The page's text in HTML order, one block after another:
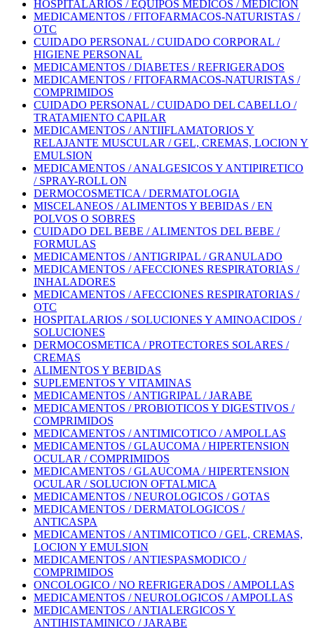
HOSPITALARIOS / EQUIPOS MEDICOS / MEDICION
MEDICAMENTOS / FITOFARMACOS-NATURISTAS /
OTC
CUIDADO PERSONAL / CUIDADO CORPORAL /
HIGIENE PERSONAL
MEDICAMENTOS / DIABETES / REFRIGERADOS
MEDICAMENTOS / FITOFARMACOS-NATURISTAS /
COMPRIMIDOS
CUIDADO PERSONAL / CUIDADO DEL CABELLO /
TRATAMIENTO CAPILAR
MEDICAMENTOS / ANTIIFLAMATORIOS Y
RELAJANTE MUSCULAR / GEL, CREMAS, LOCION Y
EMULSION
MEDICAMENTOS / ANALGESICOS Y ANTIPIRETICO
/ SPRAY-ROLL ON
DERMOCOSMETICA / DERMATOLOGIA
MISCELANEOS / ALIMENTOS Y BEBIDAS / EN
POLVOS O SOBRES
CUIDADO DEL BEBE / ALIMENTOS DEL BEBE /
FORMULAS
MEDICAMENTOS / ANTIGRIPAL / GRANULADO
MEDICAMENTOS / AFECCIONES RESPIRATORIAS /
INHALADORES
MEDICAMENTOS / AFECCIONES RESPIRATORIAS /
OTC
HOSPITALARIOS / SOLUCIONES Y AMINOACIDOS /
SOLUCIONES
DERMOCOSMETICA / PROTECTORES SOLARES /
CREMAS
ALIMENTOS Y BEBIDAS
SUPLEMENTOS Y VITAMINAS
MEDICAMENTOS / ANTIGRIPAL / JARABE
MEDICAMENTOS / PROBIOTICOS Y DIGESTIVOS /
COMPRIMIDOS
MEDICAMENTOS / ANTIMICOTICO / AMPOLLAS
MEDICAMENTOS / GLAUCOMA / HIPERTENSION
OCULAR / COMPRIMIDOS
MEDICAMENTOS / GLAUCOMA / HIPERTENSION
OCULAR / SOLUCION OFTALMICA
MEDICAMENTOS / NEUROLOGICOS / GOTAS
MEDICAMENTOS / DERMATOLOGICOS /
ANTICASPA
MEDICAMENTOS / ANTIMICOTICO / GEL, CREMAS,
LOCION Y EMULSION
MEDICAMENTOS / ANTIESPASMODICO /
COMPRIMIDOS
ONCOLOGICO / NO REFRIGERADOS / AMPOLLAS
MEDICAMENTOS / NEUROLOGICOS / AMPOLLAS
MEDICAMENTOS / ANTIALERGICOS Y
ANTIHISTAMINICO / JARABE